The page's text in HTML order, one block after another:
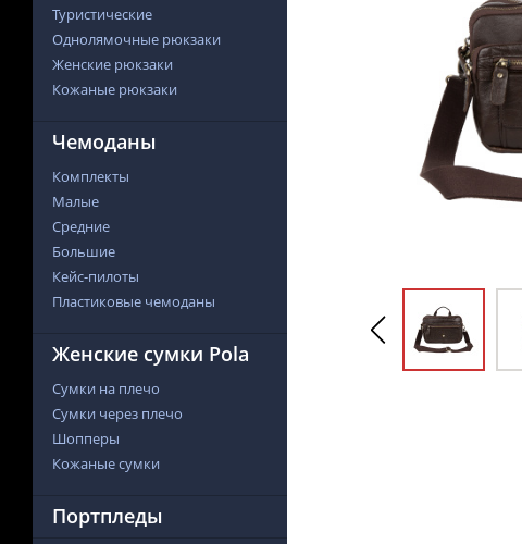
Туристические
Однолямочные рюкзаки
Женские рюкзаки
Кожаные рюкзаки
Чемоданы
Комплекты
Малые
Средние
Большие
Кейс-пилоты
Пластиковые чемоданы
Женские сумки Pola
Сумки на плечо
Сумки через плечо
Шопперы
Кожаные сумки
Портпледы